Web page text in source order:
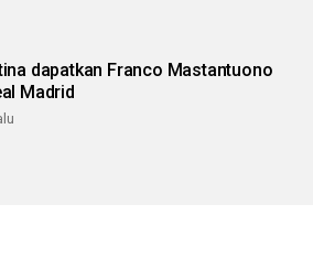
dapatkan Franco Mastantuono
Madrid